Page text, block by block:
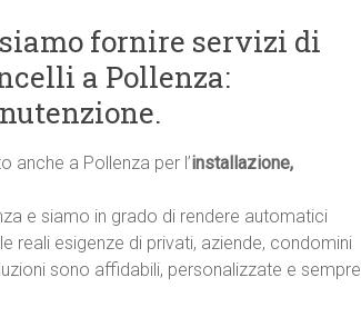
fornire servizi di
a Pollenza:
anche a Pollenza per l’installazione,
e siamo in grado di rendere automatici
reali esigenze di privati, aziende, condomini
sono affidabili, personalizzate e sempre